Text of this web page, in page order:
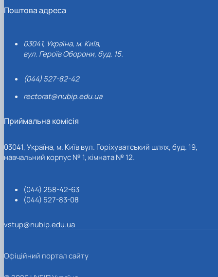
Поштова адреса
03041, Україна, м. Київ,
вул. Героїв Оборони, буд. 15.
(044) 527-82-42
rectorat@nubip.edu.ua
Приймальна комісія
03041, Україна, м. Київ вул. Горіхуватський шлях, буд. 19,
навчальний корпус № 1, кімната № 12.
(044) 258-42-63
(044) 527-83-08
vstup@nubip.edu.ua
Офіційний портал сайту